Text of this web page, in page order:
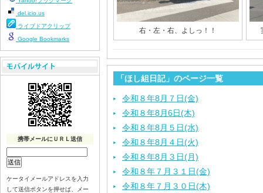
右・左・右、よしっ！！
「ほし組日記」のページ一覧
令和８年8月７日(金)
令和８年8月6日(木)
令和８年8月５日(水)
令和８年8月４日(火)
令和８年8月３日(月)
令和８年７月３１日(金)
令和８年７月３０日(木)
del.icio.us
ライブドアクリップ
Google Bookmarks
携帯メールにＵＲＬ送信
ケータイメールアドレスを入力
して送信ボタンを押せば、メー